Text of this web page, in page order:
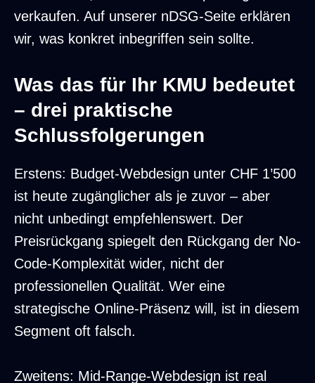
verkaufen. Auf unserer nDSG-Seite erklären
wir, was konkret inbegriffen sein sollte.
Was das für Ihr KMU bedeutet
– drei praktische
Schlussfolgerungen
Erstens: Budget-Webdesign unter CHF 1’500
ist heute zugänglicher als je zuvor – aber
nicht unbedingt empfehlenswert. Der
Preisrückgang spiegelt den Rückgang der No-
Code-Komplexität wider, nicht der
professionellen Qualität. Wer eine
strategische Online-Präsenz will, ist in diesem
Segment oft falsch.
Zweitens: Mid-Range-Webdesign ist real